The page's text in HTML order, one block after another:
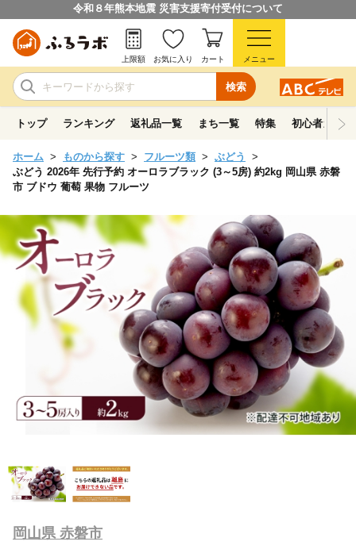
令和８年熊本地震 災害支援寄付受付について
検索
上限額 お気に入り カート メニュー
トップ ランキング 返礼品一覧 まち一覧 特集 初心者ガイド
ホーム ものから探す フルーツ類
ぶどう
ぶどう 2026年 先行予約 オーロラブラック (3～5房) 約2kg 岡山県 赤磐
市 ブドウ 葡萄 果物 フルーツ
岡山県 赤磐市